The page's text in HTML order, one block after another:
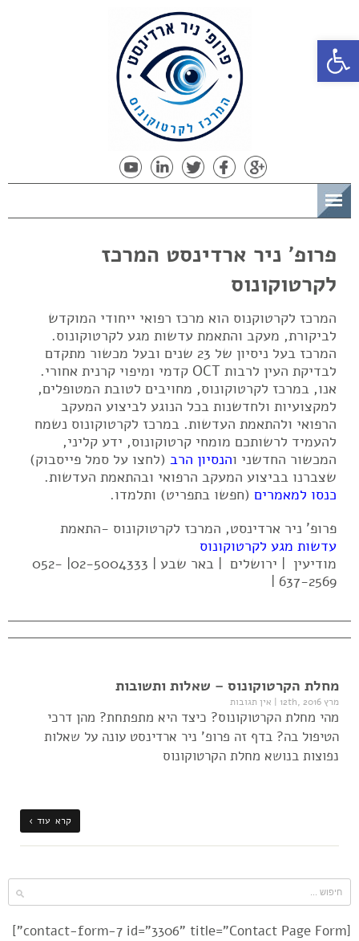
פתח סרגל נגישות
פרופ' ניר ארדינסט המרכז
לקרטוקונוס
המרכז לקרטוקנוס הוא מרכז רפואי ייחודי המוקדש
לביקורת, מעקב והתאמת עדשות מגע לקרטוקונוס.
המרכז בעל ניסיון של 23 שנים ובעל מכשור מתקדם
לבדיקת העין לרבות OCT קדמי ומיפוי קרנית אחורי.
אנו, במרכז לקרטוקונוס, מחויבים לטובת המטופלים,
למקצועיות ולחדשנות בכל הנוגע לביצוע המעקב
הרפואי ולהתאמת העדשות. במרכז לקרטוקונוס נשמח
להעמיד לרשותכם מומחי קרטוקונוס, ידע קליני,
המכשור החדשני והנסיון הרב (לחצו על סמל פייסבוק)
שצברנו בביצוע המעקב הרפואי ובהתאמת העדשות.
כנסו למאמרים (חפשו בתפריט) ותלמדו.
פרופ' ניר ארדינסט, המרכז לקרטוקונוס -התאמת
עדשות מגע לקרטוקונוס
מודיעין | ירושלים | באר שבע | 02-5004333| 052-
637-2569 |
מחלת הקרטוקונוס – שאלות ותשובות
מרץ 12th, 2016 | אין תגובות
מהי מחלת הקרטוקונוס? כיצד היא מתפתחת? מהן דרכי
הטיפול בה? בדף זה פרופ' ניר ארדינסט עונה על שאלות
נפוצות בנושא מחלת הקרטוקונוס
קרא עוד ›
[contact-form-7 id="3306" title="Contact Page Form"]